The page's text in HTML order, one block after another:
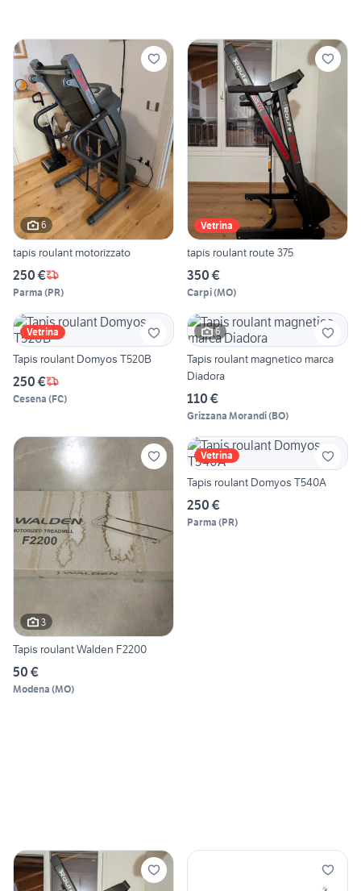
6
tapis roulant motorizzato
250 €
Parma (PR)
Vetrina
tapis roulant route 375
350 €
Carpi(MO)
Vetrina
Tapis roulant Domyos T520B
250 €
Cesena (FC)
6
Tapis roulant magnetico marca
Diadora
110 €
Grizzana Morandi(BO)
3
Tapis roulant Walden F2200
50 €
Modena (MO)
Vetrina
Tapis roulant Domyos T540A
250 €
Parma (PR)